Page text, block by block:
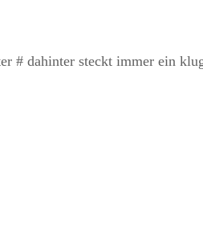
# dahinter steckt immer ein